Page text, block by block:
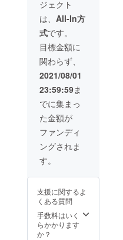
1,100円
込み）
1個あた
りの商
品サイ
ズ：
90mm×
90mm×
28mm
（個包
装） ※
通常販
売開始
後に利
用でき
るお得
コード
発送い
たしま
す。
ジェクト
は、 All-In方
式です。
目標金額に
関わらず、
2021/08/01
23:59:59ま
でに集まっ
た金額が
ファンディ
ングされま
す。
支援に関するよ
くある質問
手数料はいく
らかかります
か？